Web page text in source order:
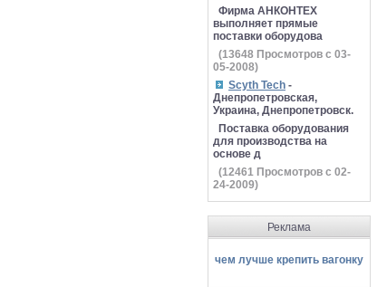
Фирма АНКОНТЕХ
выполняет прямые
поставки оборудова
(13648 Просмотров с 03-
05-2008)
Scyth Tech -
Днепропетровская,
Украина, Днепропетровск.
Поставка оборудования
для производства на
основе д
(12461 Просмотров с 02-
24-2009)
Реклама
чем лучше крепить вагонку